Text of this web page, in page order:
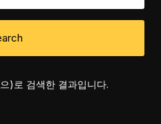
)로 검색한 결과입니다.